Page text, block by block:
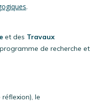
.
et des Travaux
de recherche et
réflexion), le